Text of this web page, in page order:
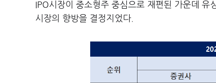
IPO시장이 중소형주 중심으로 재편된 가운데
시장의 향방을 결정지었다.